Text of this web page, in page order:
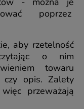
poprzez
aby rzetelność
o nim
towaru
czy opis. Zalety
przeważają